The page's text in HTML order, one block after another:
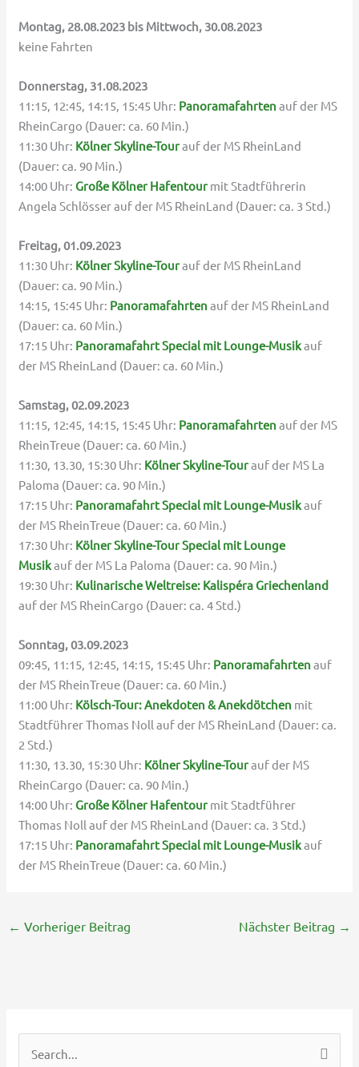
Montag, 28.08.2023 bis Mittwoch, 30.08.2023
keine Fahrten
Donnerstag, 31.08.2023
11:15, 12:45, 14:15, 15:45 Uhr: Panoramafahrtenauf der MS
RheinCargo (Dauer: ca. 60 Min.)
11:30 Uhr: Kölner Skyline-Tourauf der MS RheinLand
(Dauer: ca. 90 Min.)
14:00 Uhr: Große Kölner Hafentourmit Stadtführerin
Angela Schlösser auf der MS RheinLand (Dauer: ca. 3 Std.)
Freitag, 01.09.2023
11:30 Uhr: Kölner Skyline-Tourauf der MS RheinLand
(Dauer: ca. 90 Min.)
14:15, 15:45 Uhr: Panoramafahrtenauf der MS RheinLand
(Dauer: ca. 60 Min.)
17:15 Uhr: Panoramafahrt Special mit Lounge-Musikauf
der MS RheinLand (Dauer: ca. 60 Min.)
Samstag, 02.09.2023
11:15, 12:45, 14:15, 15:45 Uhr: Panoramafahrtenauf der MS
RheinTreue (Dauer: ca. 60 Min.)
11:30, 13.30, 15:30 Uhr: Kölner Skyline-Tourauf der MS La
Paloma (Dauer: ca. 90 Min.)
17:15 Uhr: Panoramafahrt Special mit Lounge-Musikauf
der MS RheinTreue (Dauer: ca. 60 Min.)
17:30 Uhr: Kölner Skyline-Tour Special mit Lounge
Musikauf der MS La Paloma (Dauer: ca. 90 Min.)
19:30 Uhr: Kulinarische Weltreise: Kalispéra Griechenland
auf der MS RheinCargo (Dauer: ca. 4 Std.)
Sonntag, 03.09.2023
09:45, 11:15, 12:45, 14:15, 15:45 Uhr: Panoramafahrtenauf
der MS RheinTreue (Dauer: ca. 60 Min.)
11:00 Uhr: Kölsch-Tour: Anekdoten & Anekdötchen mit
Stadtführer Thomas Noll auf der MS RheinLand (Dauer: ca.
2 Std.)
11:30, 13.30, 15:30 Uhr: Kölner Skyline-Tourauf der MS
RheinCargo (Dauer: ca. 90 Min.)
14:00 Uhr: Große Kölner Hafentourmit Stadtführer
Thomas Noll auf der MS RheinLand (Dauer: ca. 3 Std.)
17:15 Uhr: Panoramafahrt Special mit Lounge-Musikauf
der MS RheinTreue (Dauer: ca. 60 Min.)
← Vorheriger Beitrag Nächster Beitrag →